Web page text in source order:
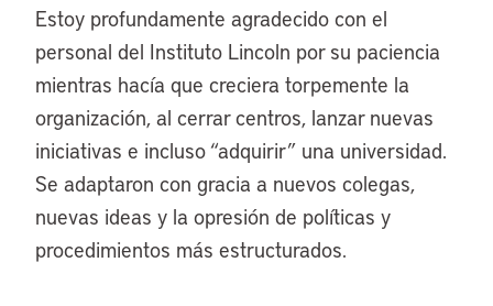
Estoy profundamente agradecido con el
personal del Instituto Lincoln por su paciencia
mientras hacía que creciera torpemente la
organización, al cerrar centros, lanzar nuevas
iniciativas e incluso “adquirir” una universidad.
Se adaptaron con gracia a nuevos colegas,
nuevas ideas y la opresión de políticas y
procedimientos más estructurados.